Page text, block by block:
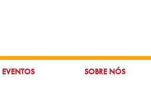
IR PARA:
EVENTOS IR PARA:
SOBRE NÓS